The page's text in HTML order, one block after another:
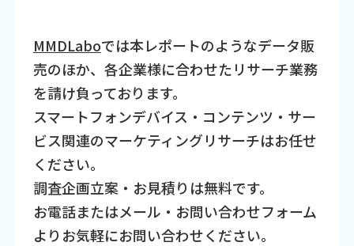
MMDLaboでは本レポートのようなデータ販
売のほか、各企業様に合わせたリサーチ業務
を請け負っております。
スマートフォンデバイス・コンテンツ・サー
ビス関連のマーケティングリサーチはお任せ
ください。
調査企画立案・お見積りは無料です。
お電話またはメール・お問い合わせフォーム
よりお気軽にお問い合わせください。